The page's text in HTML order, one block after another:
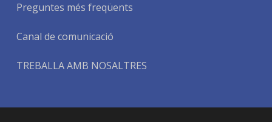
Preguntes més freqüents
Canal de comunicació
TREBALLA AMB NOSALTRES